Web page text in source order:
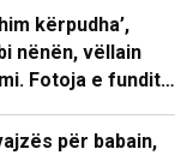
kërpudha’,
nënën, vëllain
Fotoja e fundit…
për babain,